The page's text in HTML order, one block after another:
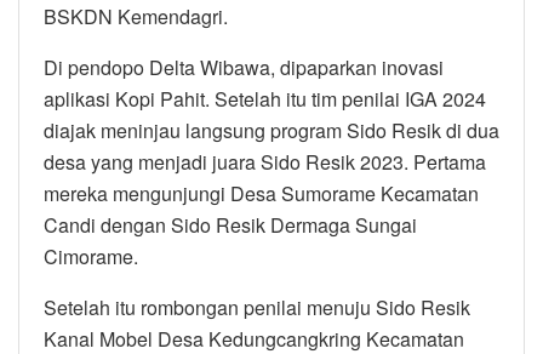
BSKDN Kemendagri.
Di pendopo Delta Wibawa, dipaparkan inovasi
aplikasi Kopi Pahit. Setelah itu tim penilai IGA 2024
diajak meninjau langsung program Sido Resik di dua
desa yang menjadi juara Sido Resik 2023. Pertama
mereka mengunjungi Desa Sumorame Kecamatan
Candi dengan Sido Resik Dermaga Sungai
Cimorame.
Setelah itu rombongan penilai menuju Sido Resik
Kanal Mobel Desa Kedungcangkring Kecamatan